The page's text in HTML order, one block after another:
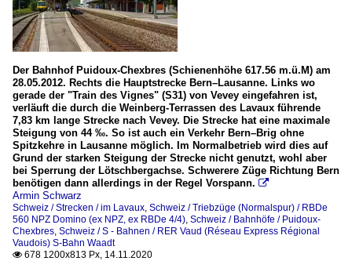
Der Bahnhof Puidoux-Chexbres (Schienenhöhe 617.56 m.ü.M) am
28.05.2012. Rechts die Hauptstrecke Bern–Lausanne. Links wo
gerade der "Train des Vignes" (S31) von Vevey eingefahren ist,
verläuft die durch die Weinberg-Terrassen des Lavaux führende
7,83 km lange Strecke nach Vevey. Die Strecke hat eine maximale
Steigung von 44 ‰. So ist auch ein Verkehr Bern–Brig ohne
Spitzkehre in Lausanne möglich. Im Normalbetrieb wird dies auf
Grund der starken Steigung der Strecke nicht genutzt, wohl aber
bei Sperrung der Lötschbergachse. Schwerere Züge Richtung Bern
benötigen dann allerdings in der Regel Vorspann. 
Armin Schwarz
Schweiz / Strecken / im Lavaux, Schweiz / Triebzüge (Normalspur) / RBDe
560 NPZ Domino (ex NPZ, ex RBDe 4/4), Schweiz / Bahnhöfe / Puidoux-
Chexbres, Schweiz / S - Bahnen / RER Vaud (Réseau Express Régional
Vaudois) S-Bahn Waadt
 678 1200x813 Px, 14.11.2020